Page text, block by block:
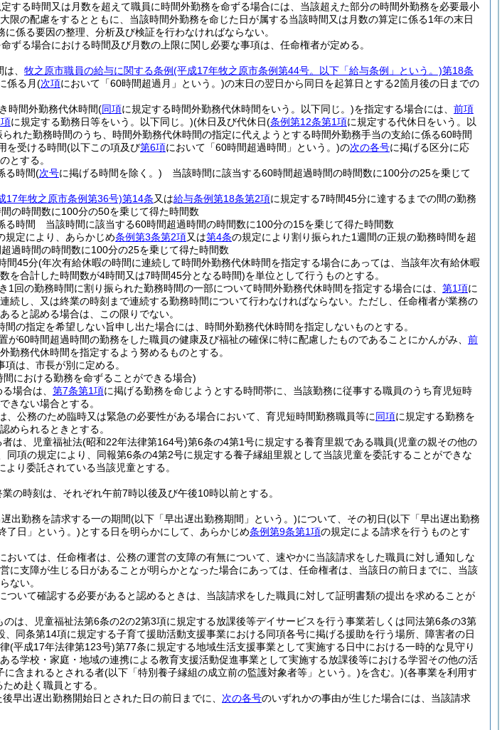
定する時間又は月数を超えて職員に時間外勤務を命ずる場合には、当該超えた部分の時間外勤務を必要最小
限の配慮をするとともに、当該時間外勤務を命じた日が属する当該時間又は月数の算定に係る1年の末日
係る要因の整理、分析及び検証を行わなければならない。
ずる場合における時間及び月数の上限に関し必要な事項は、任命権者が定める。
、 牧之原市職員の給与に関する条例(平成17年牧之原市条例第44号。以下「給与条例」という。)第18条
係る月(次項において「60時間超過月」という。)の末日の翌日から同日を起算日とする2箇月後の日までの
時間外勤務代休時間(同項に規定する時間外勤務代休時間をいう。以下同じ。)を指定する場合には、 前項
に規定する勤務日等をいう。以下同じ。)(休日及び代休日(条例第12条第1項に規定する代休日をいう。以
られた勤務時間のうち、時間外勤務代休時間の指定に代えようとする時間外勤務手当の支給に係る60時間
を受ける時間(以下この項及び第6項において「60時間超過時間」という。)の次の各号に掲げる区分に応
とする。
る時間(次号に掲げる時間を除く。) 当該時間に該当する60時間超過時間の時間数に100分の25を乗じて
17年牧之原市条例第36号)第14条又は給与条例第18条第2項に規定する7時間45分に達するまでの間の勤務
の時間数に100分の50を乗じて得た時間数
る時間 当該時間に該当する60時間超過時間の時間数に100分の15を乗じて得た時間数
規定により、あらかじめ条例第3条第2項又は第4条の規定により割り振られた1週間の正規の勤務時間を超
過時間の時間数に100分の25を乗じて得た時間数
間45分(年次有給休暇の時間に連続して時間外勤務代休時間を指定する場合にあっては、当該年次有給休暇
を合計した時間数が4時間又は7時間45分となる時間)を単位として行うものとする。
1回の勤務時間に割り振られた勤務時間の一部について時間外勤務代休時間を指定する場合には、 第1項に
続し、又は終業の時刻まで連続する勤務時間について行わなければならない。 ただし、任命権者が業務の
ると認める場合は、この限りでない。
の指定を希望しない旨申し出た場合には、時間外勤務代休時間を指定しないものとする。
が60時間超過時間の勤務をした職員の健康及び福祉の確保に特に配慮したものであることにかんがみ、 前
勤務代休時間を指定するよう努めるものとする。
は、市長が別に定める。
における勤務を命ずることができる場合)
場合は、 第7条第1項に掲げる勤務を命じようとする時間帯に、当該勤務に従事する職員のうち育児短時
きない場合とする。
、公務のため臨時又は緊急の必要性がある場合において、育児短時間勤務職員等に同項に規定する勤務を
められるときとする。
は、児童福祉法(昭和22年法律第164号)第6条の4第1号に規定する養育里親である職員(児童の親その他の
項の規定により、同報第6条の4第2号に規定する養子縁組里親として当該児童を委託することができな
り委託されている当該児童とする。
の時刻は、それぞれ午前7時以後及び午後10時以前とする。
出勤務を請求する一の期間(以下「早出遅出勤務期間」という。)について、その初日(以下「早出遅出勤務
了日」という。)とする日を明らかにして、あらかじめ条例第9条第1項の規定による請求を行うものとす
おいては、任命権者は、公務の運営の支障の有無について、速やかに当該請求をした職員に対し通知しな
に支障が生じる日があることが明らかとなった場合にあっては、任命権者は、当該日の前日までに、当該
ない。
ついて確認する必要があると認めるときは、当該請求をした職員に対して証明書類の提出を求めることが
のは、児童福祉法第6条の2の2第3項に規定する放課後等デイサービスを行う事業若しくは同法第6条の3第
同条第14項に規定する子育て援助活動支援事業における同項各号に掲げる援助を行う場所、障害者の日
(平成17年法律第123号)第77条に規定する地域生活支援事業として実施する日中における一時的な見守り
る学校・家庭・地域の連携による教育支援活動促進事業として実施する放課後等における学習その他の活
に含まれるとされる者(以下「特別養子縁組の成立前の監護対象者等」という。)を含む。)(各事業を利用す
め赴く職員とする。
早出遅出勤務開始日とされた日の前日までに、 次の各号のいずれかの事由が生じた場合には、当該請求